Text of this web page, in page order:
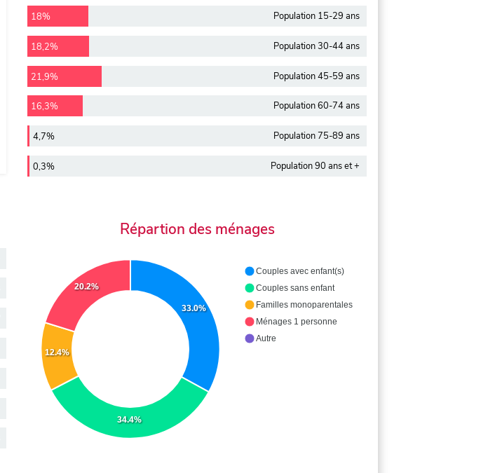
18% Population 15-29 ans
18,2% Population 30-44 ans
21,9% Population 45-59 ans
16,3% Population 60-74 ans
4,7% Population 75-89 ans
0,3% Population 90 ans et +
Répartion des ménages
33.0%
34.4%
12.4%
20.2%
Couples avec enfant(s)
Couples sans enfant
Familles monoparentales
Ménages 1 personne
Autre